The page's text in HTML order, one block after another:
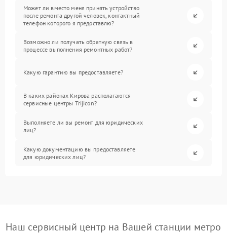
Может ли вместо меня принять устройство
после ремонта другой человек, контактный
телефон которого я предоставлю?
Возможно ли получать обратную связь в
процессе выполнения ремонтных работ?
Какую гарантию вы предоставляете?
В каких районах Кирова располагаются
сервисные центры Trijicon?
Выполняете ли вы ремонт для юридических
лиц?
Какую документацию вы предоставляете
для юридических лиц?
Наш сервисный центр на Вашей станции метро